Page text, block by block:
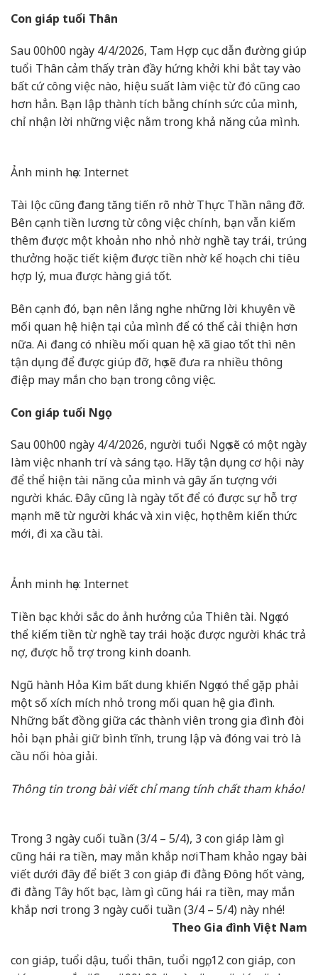
Con giáp tuổi Thân
Sau 00h00 ngày 4/4/2026, Tam Hợp cục dẫn đường giúp
tuổi Thân cảm thấy tràn đầy hứng khởi khi bắt tay vào
bất cứ công việc nào, hiệu suất làm việc từ đó cũng cao
hơn hẳn. Bạn lập thành tích bằng chính sức của mình,
chỉ nhận lời những việc nằm trong khả năng của mình.
Ảnh minh họa: Internet
Tài lộc cũng đang tăng tiến rõ nhờ Thực Thần nâng đỡ.
Bên cạnh tiền lương từ công việc chính, bạn vẫn kiếm
thêm được một khoản nho nhỏ nhờ nghề tay trái, trúng
thưởng hoặc tiết kiệm được tiền nhờ kế hoạch chi tiêu
hợp lý, mua được hàng giá tốt.
Bên cạnh đó, bạn nên lắng nghe những lời khuyên về
mối quan hệ hiện tại của mình để có thể cải thiện hơn
nữa. Ai đang có nhiều mối quan hệ xã giao tốt thì nên
tận dụng để được giúp đỡ, họ sẽ đưa ra nhiều thông
điệp may mắn cho bạn trong công việc.
Con giáp tuổi Ngọ
Sau 00h00 ngày 4/4/2026, người tuổi Ngọ sẽ có một ngày
làm việc nhanh trí và sáng tạo. Hãy tận dụng cơ hội này
để thể hiện tài năng của mình và gây ấn tượng với
người khác. Đây cũng là ngày tốt để có được sự hỗ trợ
mạnh mẽ từ người khác và xin việc, học thêm kiến thức
mới, đi xa cầu tài.
Ảnh minh họa: Internet
Tiền bạc khởi sắc do ảnh hưởng của Thiên tài. Ngọ có
thể kiếm tiền từ nghề tay trái hoặc được người khác trả
nợ, được hỗ trợ trong kinh doanh.
Ngũ hành Hỏa Kim bất dung khiến Ngọ có thể gặp phải
một số xích mích nhỏ trong mối quan hệ gia đình.
Những bất đồng giữa các thành viên trong gia đình đòi
hỏi bạn phải giữ bình tĩnh, trung lập và đóng vai trò là
cầu nối hòa giải.
Thông tin trong bài viết chỉ mang tính chất tham khảo!
Trong 3 ngày cuối tuần (3/4 – 5/4), 3 con giáp làm gì
cũng hái ra tiền, may mắn khắp nơiTham khảo ngay bài
viết dưới đây để biết 3 con giáp đi đằng Đông hốt vàng,
đi đằng Tây hốt bạc, làm gì cũng hái ra tiền, may mắn
khắp nơi trong 3 ngày cuối tuần (3/4 – 5/4) này nhé!
Theo Gia đình Việt Nam
con giáp, tuổi dậu, tuổi thân, tuổi ngọ, 12 con giáp, con